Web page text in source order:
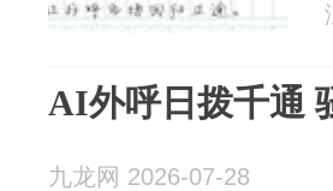
AI外呼日拨千通
九龙网 2026-07-28